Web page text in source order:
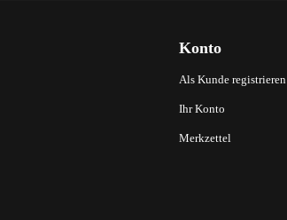
Konto
Als Kunde registrieren
Ihr Konto
Merkzettel